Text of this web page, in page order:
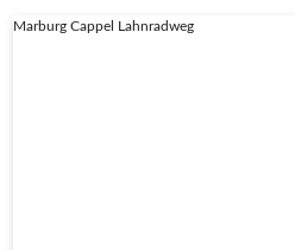
Marburg Cappel Lahnradweg